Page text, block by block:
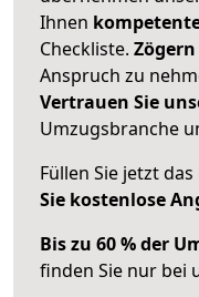
Ihnen
Checkliste.
Anspruch zu
Vertrauen Sie
Umzugsbranche
Füllen Sie jetzt
Sie kostenlose
Bis zu 60 % der
finden Sie nur bei